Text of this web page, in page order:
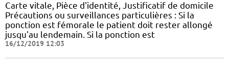
Carte vitale, Pièce d'identité, Justificatif de domicile
Précautions ou surveillances particulières : Si la
ponction est fémorale le patient doit rester allongé
jusqu'au lendemain. Si la ponction est
16/12/2019 12:03